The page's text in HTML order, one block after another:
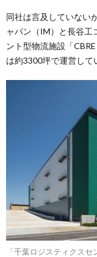
同社は言及していない
ャパン（IM）と長谷工
ント型物流施設「
は約3300坪で運営して
「千葉ロジスティクスセ